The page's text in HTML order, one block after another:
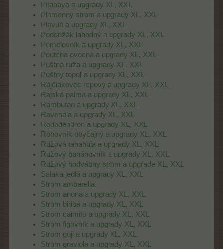
Pitahaya a upgrady XL, XXL
Plamenný strom a upgrady XL, XXL
Plavúň a upgrady XL, XXL
Poddužák lahodný a upgrady XL, XXL
Pomelovník a upgrady XL, XXL
Poutéria ovocná a upgrady XL, XXL
Púštna ruža a upgrady XL, XXL
Púštny topoľ a upgrady XL, XXL
Rajčiakovec repový a upgrady XL, XXL
Rajská palma a upgrady XL, XXL
Rambutan a upgrady XL, XXL
Ravenala a upgrady XL, XXL
Rododendron a upgrady XL, XXL
Rohovník obyčajný a upgrady XL, XXL
Ružová tababuja a upgrady XL, XXL
Ružový banánovník a upgrady XL, XXL
Ružový hodvábny strom a upgrade XL, XXL
Salaka jedlá a upgrady XL, XXL
Strom ambarella
Strom anona a upgrady XL, XXL
Strom biribá a upgrady XL, XXL
Strom caimito a upgrady XL, XXL
Strom figovník a upgrady XL, XXL
Strom goji a upgrady XL, XXL
Strom graviola a upgrady XL, XXL